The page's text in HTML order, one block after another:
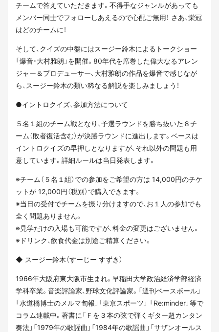
チームで答えていただきます。不得手なジャンルがあっても
メンバー同士でフォローしあえるので心配ご無用！ さあ、栄冠
はどのチームに！
そして、クイズの中盤にはスージー鈴木によるトークショー
「爆音・大村雅朗」を開催。80年代を席巻した偉大なるアレン
ジャー＆プロデューサー、大村雅朗の作品を爆音で感じなが
ら、スージー鈴木の類い稀なる解説を楽しみましょう！
●イントロクイズ、参加方法について
５名１組のチーム戦となり、予選ラウンドを勝ち抜いた８チ
ーム（敗者復活含む）が決勝ラウンドに進出します。ベースは
イントロクイズの早押しとなりますが、それ以外の問題も用
意しています。詳細ルールは当日発表します。
※チーム（５名１組）での参加をご希望の方は 14,000円のチケ
ットが 12,000円（税別）で購入できます。
※当日の受付でチームを振り分けますので、お１人の参加でも
全く問題ありません。
※見学だけの入場も可能ですが、料金の変更はございません。
※ドリンク、飲食代金は別途ご精算ください。
◆ スージー鈴木（すーじー すずき）
1966年大阪府東大阪市生まれ。早稲田大学政治経済学部経済
学科卒業。音楽評論家、野球文化評論家。「週刊ベースボール」
「水道橋博士のメルマ旬報」「東京スポーツ」 「Re:minder」等で
コラム連載中。著書に「Ｆを３本の弦で弾くギター超カンタン
奏法」「1979年の歌謡曲」「1984年の歌謡曲」「サザンオールス